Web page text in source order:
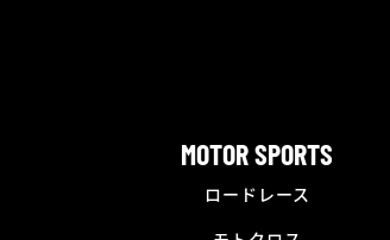
MOTOR SPORTS
ロードレース